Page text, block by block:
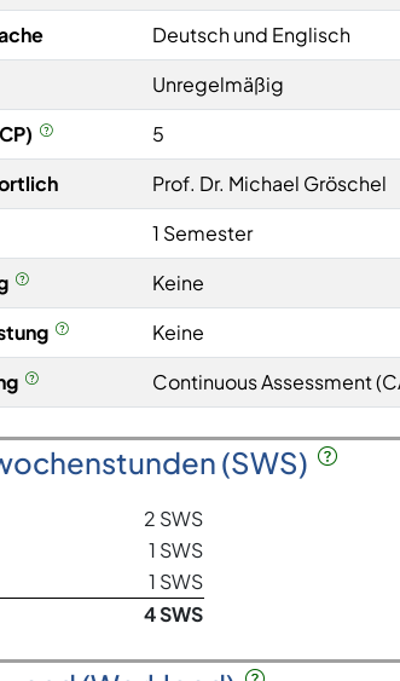
Deutsch und Englisch
Unregelmäßig
5
Prof. Dr. Michael Gröschel
1 Semester
Keine
Keine
Continuous Assessment
(SWS)
2 SWS
1 SWS
1 SWS
4 SWS